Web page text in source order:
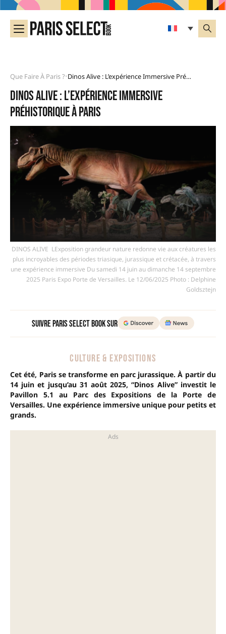
Que Faire À Paris ?• Dinos Alive : L’expérience Immersive Préhistorique À Paris
Dinos Alive : l’expérience immersive
préhistorique à Paris
DINOS ALIVE  LExposition grandeur nature redonne vie aux créatures les
plus incroyables des périodes triasique, jurassique et crétacée, à travers
une expérience immersive Du samedi 14 juin au dimanche 14 septembre
2025 Paris Expo Porte de Versailles. Le 12/06/2025 Photo : Delphine
Goldsztejn
Suivre Paris Select Book sur
CULTURE & EXPOSITIONS
Cet été, Paris se transforme en parc jurassique. À partir du
14 juin et jusqu’au 31 août 2025, “Dinos Alive” investit le
Pavillon 5.1 au Parc des Expositions de la Porte de
Versailles. Une expérience immersive unique pour petits et
grands.